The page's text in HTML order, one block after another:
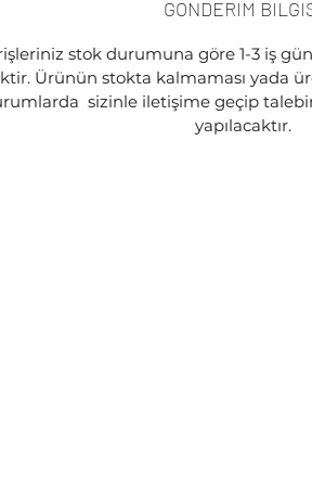
GÖNDERİM
stok durumuna göre 1-3 iş
Ürünün stokta kalmaması yada
sizinle iletişime geçip
yapılacaktır.